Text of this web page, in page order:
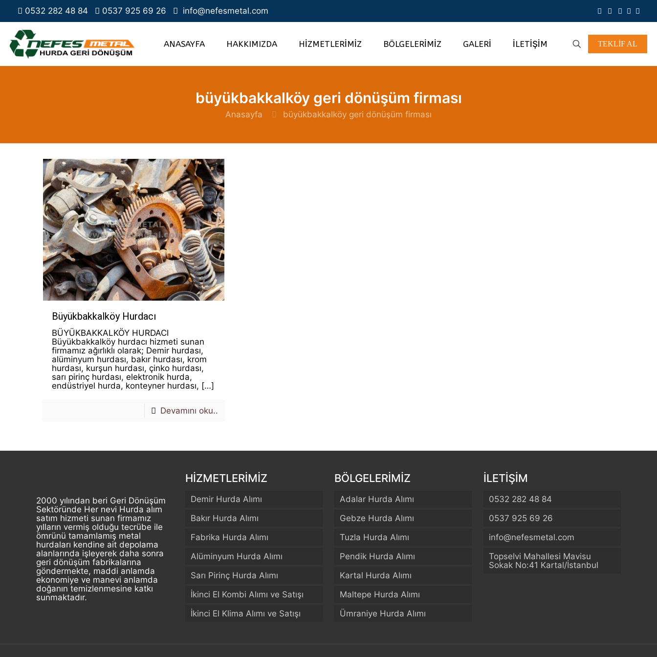
0532 282 48 84 0537 925 69 26 info@nefesmetal.com
ANASAYFA HAKKIMIZDA HİZMETLERİMİZ BÖLGELERİMİZ GALERİ İLETİŞİM TEKLİF AL
büyükbakkalköy geri dönüşüm firması
Anasayfa büyükbakkalköy geri dönüşüm firması
Büyükbakkalköy Hurdacı
BÜYÜKBAKKALKÖY HURDACI
Büyükbakkalköy hurdacı hizmeti sunan
firmamız ağırlıklı olarak; Demir hurdası,
alüminyum hurdası, bakır hurdası, krom
hurdası, kurşun hurdası, çinko hurdası,
sarı pirinç hurdası, elektronik hurda,
endüstriyel hurda, konteyner hurdası, […]
Devamını oku..
2000 yılından beri Geri Dönüşüm
Sektöründe Her nevi Hurda alım
satım hizmeti sunan firmamız
yılların vermiş olduğu tecrübe ile
ömrünü tamamlamış metal
hurdaları kendine ait depolama
alanlarında işleyerek daha sonra
geri dönüşüm fabrikalarına
göndermekte, maddi anlamda
ekonomiye ve manevi anlamda
doğanın temizlenmesine katkı
sunmaktadır.
HİZMETLERİMİZ
Demir Hurda Alımı
Bakır Hurda Alımı
Fabrika Hurda Alımı
Alüminyum Hurda Alımı
Sarı Pirinç Hurda Alımı
İkinci El Kombi Alımı ve Satışı
İkinci El Klima Alımı ve Satışı
BÖLGELERİMİZ
Adalar Hurda Alımı
Gebze Hurda Alımı
Tuzla Hurda Alımı
Pendik Hurda Alımı
Kartal Hurda Alımı
Maltepe Hurda Alımı
Ümraniye Hurda Alımı
İLETİŞİM
0532 282 48 84
0537 925 69 26
info@nefesmetal.com
Topselvi Mahallesi Mavisu
Sokak No:41 Kartal/İstanbul